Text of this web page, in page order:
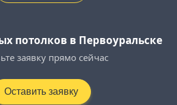
потолков в Первоуральске
заявку прямо сейчас
Оставить заявку